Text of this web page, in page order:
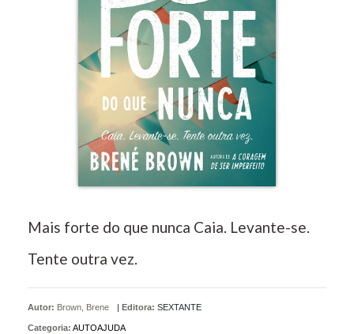
Mais forte do que nunca Caia. Levante-se.
Tente outra vez.
Autor: Brown, Brene | Editora: SEXTANTE
Categoria: AUTOAJUDA